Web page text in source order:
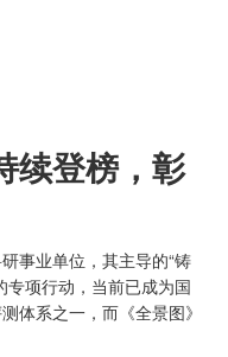
续登榜，彰
事业单位，其主导的“铸
专项行动，当前已成为国
体系之一，而《全景图》